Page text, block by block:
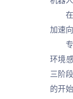
在业
加速
专家
环境
三阶
的开